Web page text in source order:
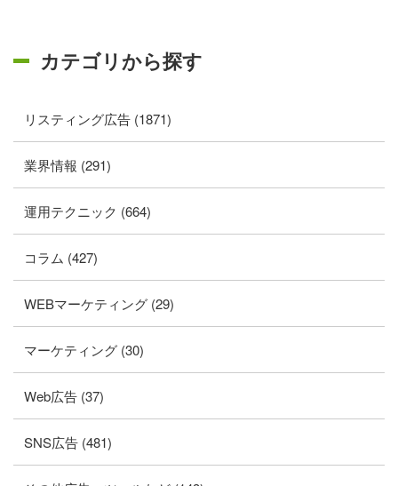
カテゴリから探す
リスティング広告 (1871)
業界情報 (291)
運用テクニック (664)
コラム (427)
WEBマーケティング (29)
マーケティング (30)
Web広告 (37)
SNS広告 (481)